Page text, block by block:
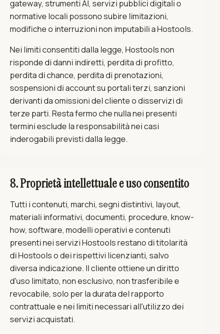
gateway, strumenti AI, servizi pubblici digitali o
normative locali possono subire limitazioni,
modifiche o interruzioni non imputabili a Hostools.
Nei limiti consentiti dalla legge, Hostools non
risponde di danni indiretti, perdita di profitto,
perdita di chance, perdita di prenotazioni,
sospensioni di account su portali terzi, sanzioni
derivanti da omissioni del cliente o disservizi di
terze parti. Resta fermo che nulla nei presenti
termini esclude la responsabilità nei casi
inderogabili previsti dalla legge.
8. Proprietà intellettuale e uso consentito
Tutti i contenuti, marchi, segni distintivi, layout,
materiali informativi, documenti, procedure, know-
how, software, modelli operativi e contenuti
presenti nei servizi Hostools restano di titolarità
di Hostools o dei rispettivi licenzianti, salvo
diversa indicazione. Il cliente ottiene un diritto
d'uso limitato, non esclusivo, non trasferibile e
revocabile, solo per la durata del rapporto
contrattuale e nei limiti necessari all'utilizzo dei
servizi acquistati.